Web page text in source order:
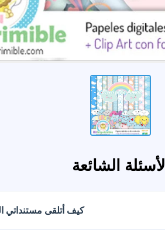
الأسئلة الشائعة
كيف أتلقى مستنداتي